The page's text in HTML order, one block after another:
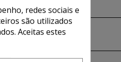
redes sociais e
são utilizados
Aceitas estes